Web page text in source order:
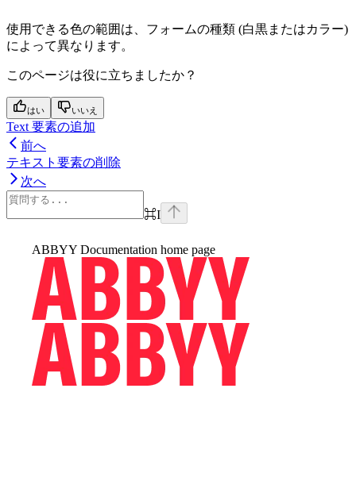
使用できる色の範囲は、フォームの種類 (白黒またはカラー)
によって異なります。
このページは役に立ちましたか？
はい いいえ
Text 要素の追加
前へ
テキスト要素の削除
次へ
⌘I
ABBYY Documentation home page